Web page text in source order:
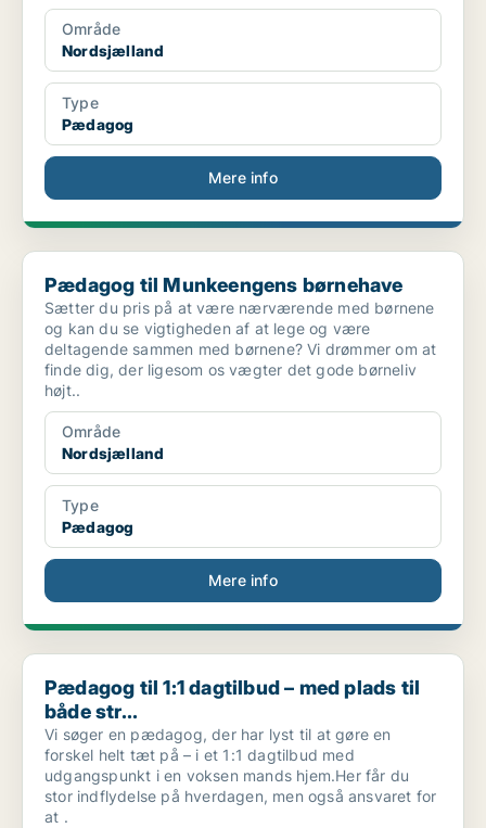
Område
Nordsjælland
Type
Pædagog
Mere info
Pædagog til Munkeengens børnehave
Pædagog til Munkeengens børnehave
Sætter du pris på at være nærværende med børnene
og kan du se vigtigheden af at lege og være
deltagende sammen med børnene? Vi drømmer om at
finde dig, der ligesom os vægter det gode børneliv
højt..
Område
Nordsjælland
Type
Pædagog
Mere info
Pædagog til 1:1 dagtilbud – med plads til både str...
Pædagog til 1:1 dagtilbud – med plads til
både str...
Vi søger en pædagog, der har lyst til at gøre en
forskel helt tæt på – i et 1:1 dagtilbud med
udgangspunkt i en voksen mands hjem.Her får du
stor indflydelse på hverdagen, men også ansvaret for
at .